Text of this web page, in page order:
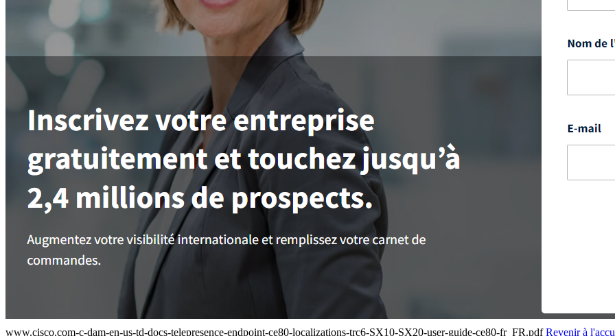
www.cisco.com-c-dam-en-us-td-docs-telepresence-endpoint-ce80-localizations-trc6-SX10-SX20-user-guide-ce80-fr_FR.pdfRevenir à